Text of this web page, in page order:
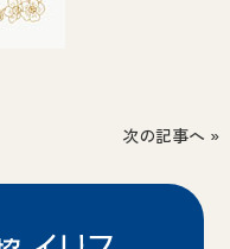
次の記事へ »